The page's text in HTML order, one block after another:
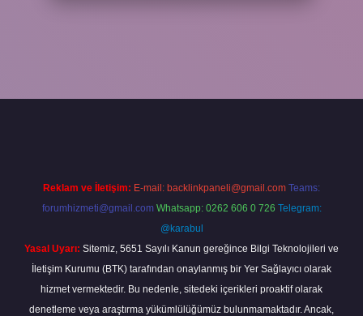
Reklam ve İletişim: E-mail: backlinkpaneli@gmail.com Teams:
forumhizmeti@gmail.com Whatsapp: 0262 606 0 726 Telegram:
@karabul
Yasal Uyarı: Sitemiz, 5651 Sayılı Kanun gereğince Bilgi Teknolojileri ve
İletişim Kurumu (BTK) tarafından onaylanmış bir Yer Sağlayıcı olarak
hizmet vermektedir. Bu nedenle, sitedeki içerikleri proaktif olarak
denetleme veya araştırma yükümlülüğümüz bulunmamaktadır. Ancak,